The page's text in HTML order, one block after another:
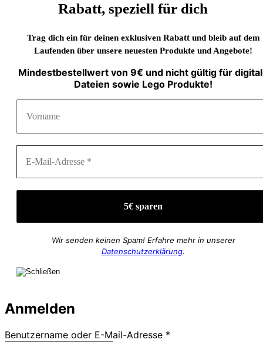
Rabatt, speziell für dich
Trag dich ein für deinen exklusiven Rabatt und bleib auf dem
Laufenden über unsere neuesten Produkte und Angebote!
Mindestbestellwert von 9€ und nicht gültig für
Dateien sowie Lego Produkte!
Wir senden keinen Spam! Erfahre mehr in unserer
Datenschutzerklärung.
Anmelden
Benutzername oder E-Mail-Adresse *